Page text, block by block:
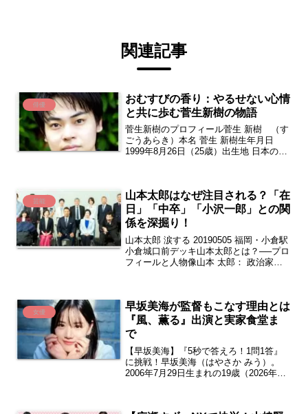
関連記事
俳優
おむすびの香り：やるせない心情
と共に歩む菅生新樹の物語
菅生新樹のプロフィール菅生 新樹 （す
ごうあらき）本名 菅生 新樹生年月日
1999年8月26日（25歳）出生地 日本の旗
芸能
山本太郎はなぜ注目される？「在
日」「中卒」「小沢一郎」との関
係を深掘り！
山本太郎 涙する 20190505 福岡・小倉駅
小倉城口前デッキ山本太郎とは？──プロ
フィールと人物像山本 太郎： 政治家、
19...
女優
早坂美海が監督もこなす理由とは
『風、薫る』出演と実家食堂ま
で
【早坂美海】『5秒で答えろ！1問1答』
に挑戦！早坂美海（はやさか みう）。
2006年7月29日生まれの19歳（2026年現